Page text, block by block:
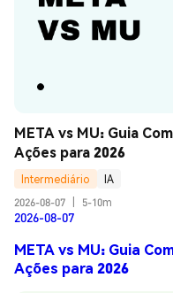
META vs MU: Guia
Ações para 2026
Intermediário
IA
2026-08-07
5-10m
2026-08-07
META vs MU: Guia
Ações para 2026